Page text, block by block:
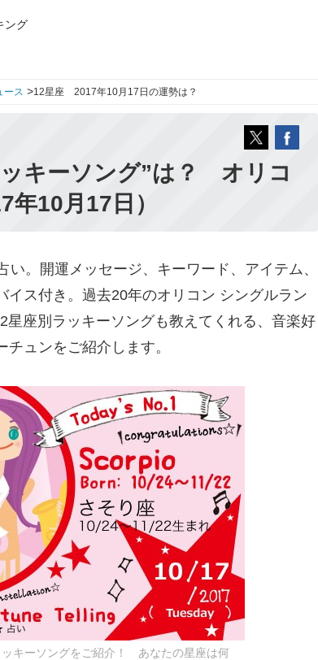
ング
ース >12星座 2017年10月17日の運勢は？
キーソング”は？ オリコ
年10月17日）
。開運メッセージ、キーワード、アイテム、
イス付き。過去20年のオリコン シングルラン
星座別ラッキーソングも教えてくれる、音楽好
ュンをご紹介します。
ッキーソングをご紹介！ あなたの星座は何